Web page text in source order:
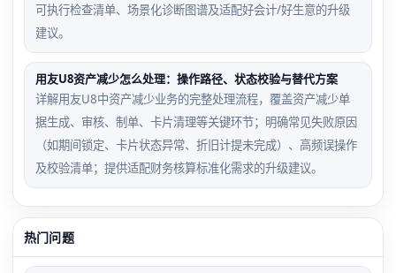
可执行检查清单、场景化诊断图谱及适配好会计/好生意的升级
建议。
用友U8资产减少怎么处理：操作路径、状态校验与替代方案
详解用友U8中资产减少业务的完整处理流程，覆盖资产减少单
据生成、审核、制单、卡片清理等关键环节；明确常见失败原因
（如期间锁定、卡片状态异常、折旧计提未完成）、高频误操作
及校验清单；提供适配财务核算标准化需求的升级建议。
热门问题